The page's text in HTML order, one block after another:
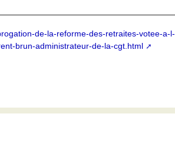
de-la-reforme-des-retraites-votee-a-l-
brun-administrateur-de-la-cgt.html